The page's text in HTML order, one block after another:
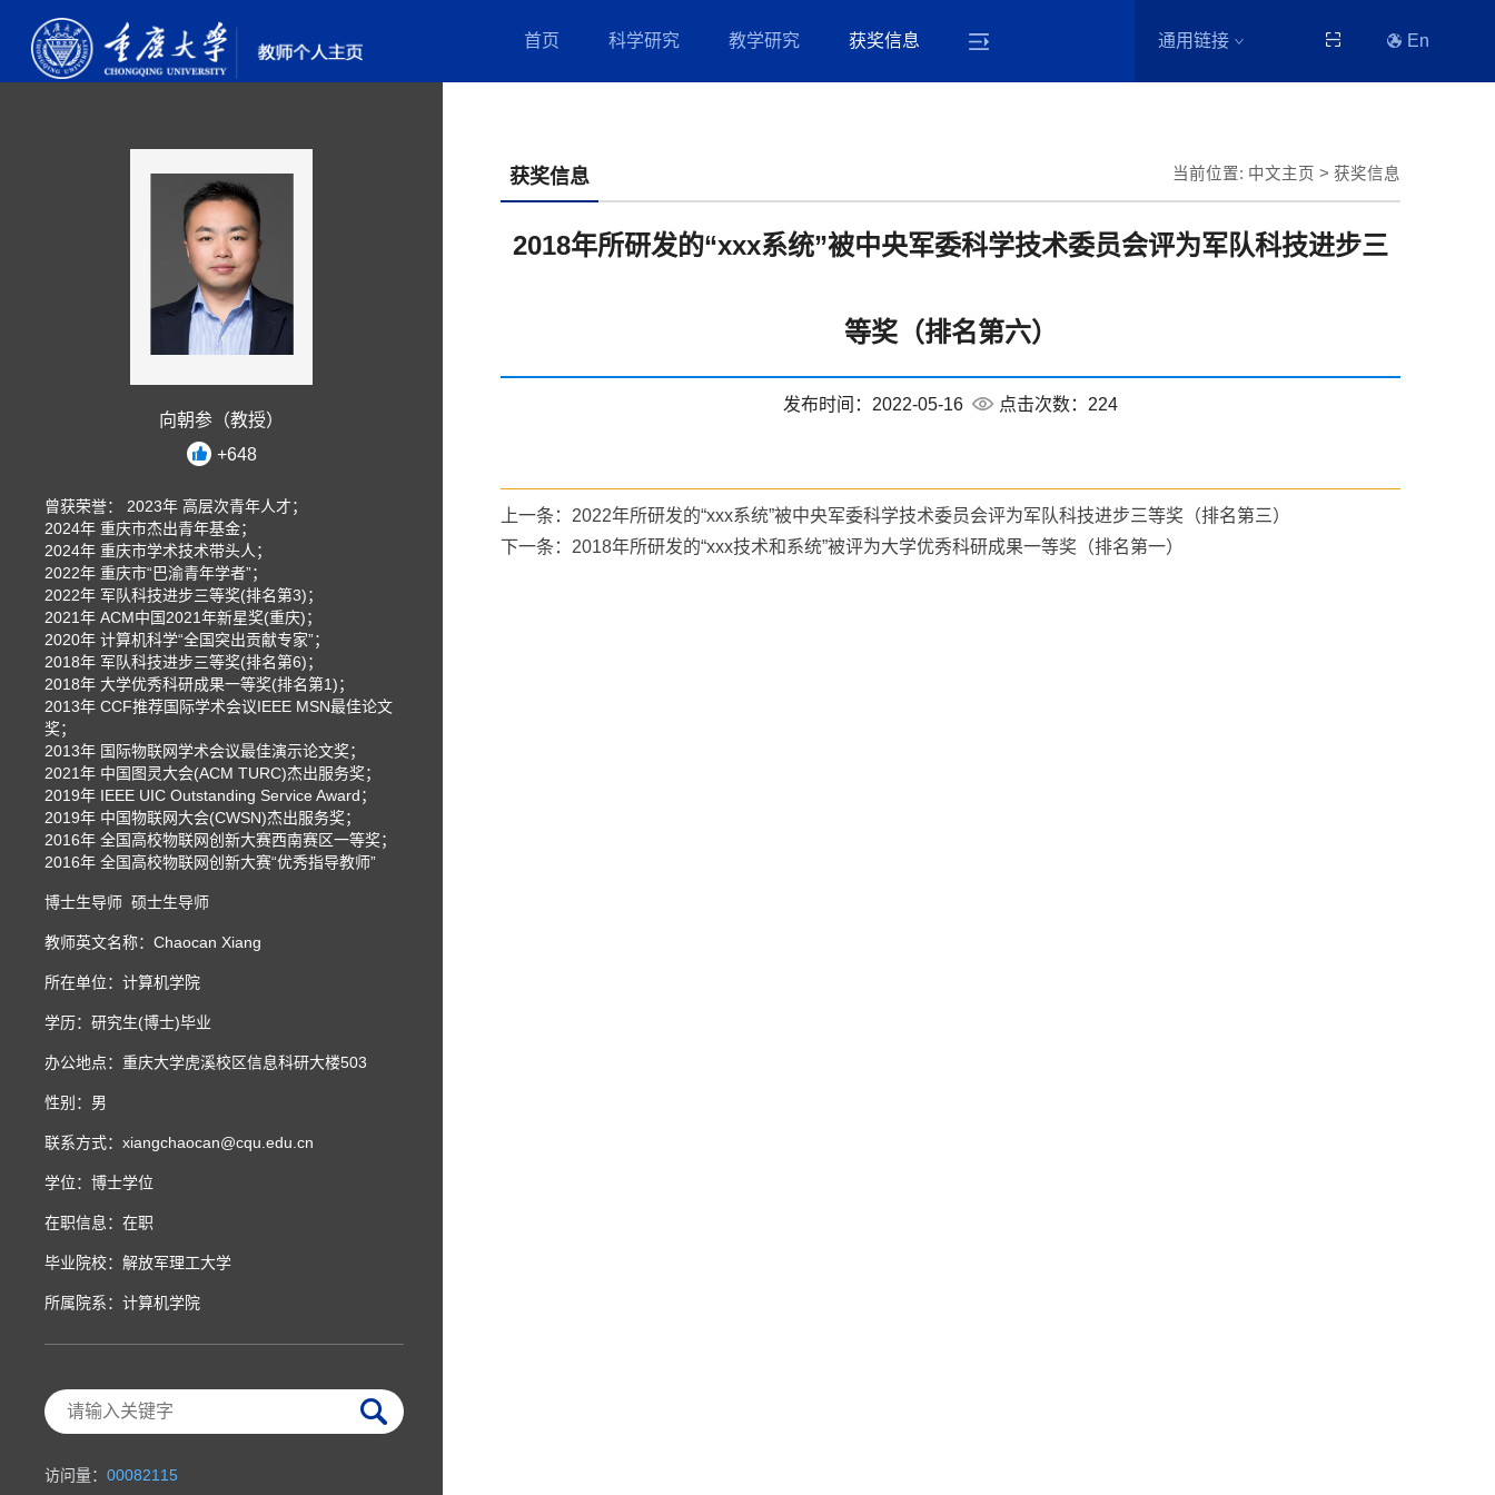
首页 科学研究 教学研究 获奖信息 通用链接 En
向朝参（教授）
+648
曾获荣誉： 2023年 高层次青年人才；
2024年 重庆市杰出青年基金；
2024年 重庆市学术技术带头人；
2022年 重庆市“巴渝青年学者”；
2022年 军队科技进步三等奖(排名第3)；
2021年 ACM中国2021年新星奖(重庆)；
2020年 计算机科学“全国突出贡献专家”；
2018年 军队科技进步三等奖(排名第6)；
2018年 大学优秀科研成果一等奖(排名第1)；
2013年 CCF推荐国际学术会议IEEE MSN最佳论文
奖；
2013年 国际物联网学术会议最佳演示论文奖；
2021年 中国图灵大会(ACM TURC)杰出服务奖；
2019年 IEEE UIC Outstanding Service Award；
2019年 中国物联网大会(CWSN)杰出服务奖；
2016年 全国高校物联网创新大赛西南赛区一等奖；
2016年 全国高校物联网创新大赛“优秀指导教师”
博士生导师 硕士生导师
教师英文名称：Chaocan Xiang
所在单位：计算机学院
学历：研究生(博士)毕业
办公地点：重庆大学虎溪校区信息科研大楼503
性别：男
联系方式：xiangchaocan@cqu.edu.cn
学位：博士学位
在职信息：在职
毕业院校：解放军理工大学
所属院系：计算机学院
访问量： 00082115
当前位置: 中文主页 >获奖信息
获奖信息
2018年所研发的“xxx系统”被中央军委科学技术委员会评为军队科技进步三
等奖（排名第六）
发布时间：2022-05-16 点击次数： 224
上一条：2022年所研发的“xxx系统”被中央军委科学技术委员会评为军队科技进步三等奖（排名第三）
下一条：2018年所研发的“xxx技术和系统”被评为大学优秀科研成果一等奖（排名第一）